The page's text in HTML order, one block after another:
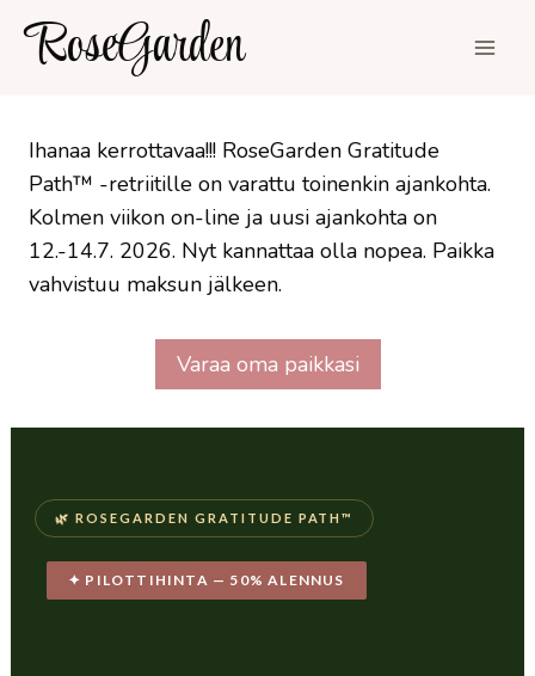
Siirry
sisältöön
RoseGarden
Ihanaa kerrottavaa!!! RoseGarden Gratitude
Path™ -retriitille on varattu toinenkin ajankohta.
Kolmen viikon on-line ja uusi ajankohta on
12.-14.7. 2026. Nyt kannattaa olla nopea. Paikka
vahvistuu maksun jälkeen.
Varaa oma paikkasi
🌿 ROSEGARDEN GRATITUDE PATH™
✦ PILOTTIHINTA — 50% ALENNUS